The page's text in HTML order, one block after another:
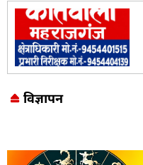
विज्ञापन